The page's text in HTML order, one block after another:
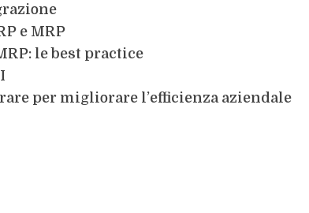
e MRP
le best practice
per migliorare l’efficienza aziendale